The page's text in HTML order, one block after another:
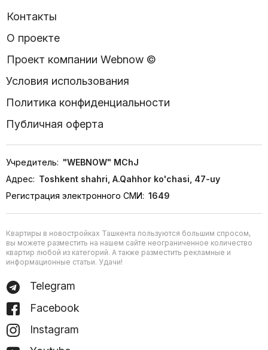
Контакты
О проекте
Проект компании Webnow ©
Условия использования
Политика конфиденциальности
Публичная оферта
Учредитель: "WEBNOW" MChJ
Адрес: Toshkent shahri, A.Qahhor ko'chasi, 47-uy
Регистрация электронного СМИ: 1649
Квартиры в новостройках Ташкента пользуются большим спросом,
вы можете разместить на нашем сайте неограниченное количество
квартир любой из категорий. А также разместить рекламные и
информационные статьи. Удачи!
Telegram
Facebook
Instagram